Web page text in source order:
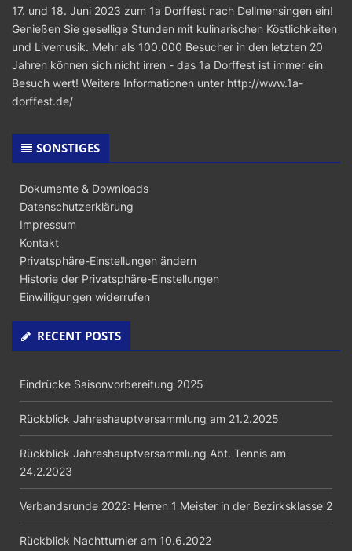
17. und 18. Juni 2023 zum 1a Dorffest nach Dellmensingen ein!
Genießen Sie gesellige Stunden mit kulinarischen Köstlichkeiten
und Livemusik. Mehr als 100.000 Besucher in den letzten 20
Jahren können sich nicht irren - das 1a Dorffest ist immer ein
Besuch wert! Weitere Informationen unter http://www.1a-
dorffest.de/
SONSTIGES
Dokumente & Downloads
Datenschutzerklärung
Impressum
Kontakt
Privatsphäre-Einstellungen ändern
Historie der Privatsphäre-Einstellungen
Einwilligungen widerrufen
RECENT POSTS
Eindrücke Saisonvorbereitung 2025
Rückblick Jahreshauptversammlung am 21.2.2025
Rückblick Jahreshauptversammlung Abt. Tennis am
24.2.2023
Verbandsrunde 2022: Herren 1 Meister in der Bezirksklasse 2
Rückblick Nachtturnier am 10.6.2022